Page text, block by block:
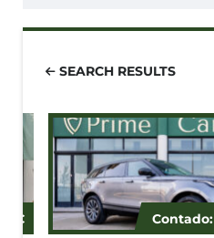
SEARCH RESULTS
Contado: